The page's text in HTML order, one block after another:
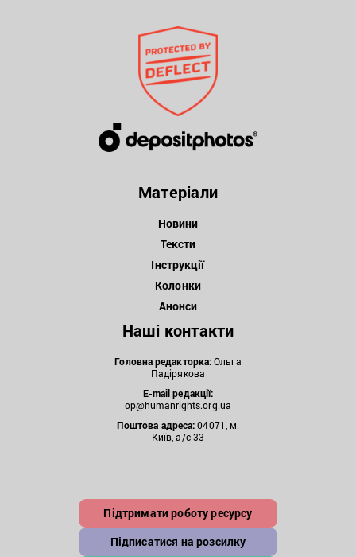
Матеріали
Новини
Тексти
Інструкції
Колонки
Анонси
Наші контакти
Головна редакторка:Ольга
Падірякова
E-mail редакції:
op@humanrights.org.ua
Поштова адреса:04071, м.
Київ, а/с 33
Підтримати роботу ресурсу
Підписатися на розсилку